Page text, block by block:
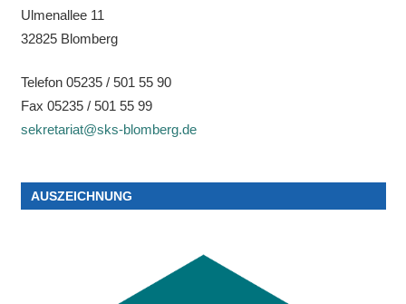
Ulmenallee 11
32825 Blomberg
Telefon 05235 / 501 55 90
Fax 05235 / 501 55 99
sekretariat@sks-blomberg.de
AUSZEICHNUNG